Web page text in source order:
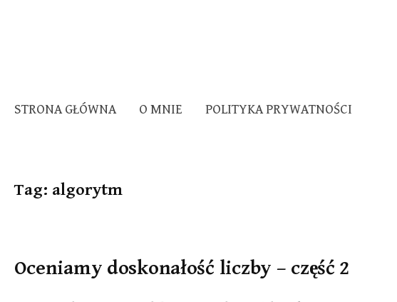
STRONA GŁÓWNA O MNIE POLITYKA PRYWATNOŚCI
Tag: algorytm
Oceniamy doskonałość liczby – część 2